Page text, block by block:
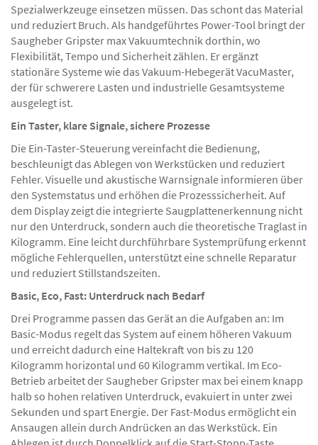
Spezialwerkzeuge einsetzen müssen. Das schont das Material
und reduziert Bruch. Als handgeführtes Power-Tool bringt der
Saugheber Gripster max Vakuumtechnik dorthin, wo
Flexibilität, Tempo und Sicherheit zählen. Er ergänzt
stationäre Systeme wie das Vakuum-Hebegerät VacuMaster,
der für schwerere Lasten und industrielle Gesamtsysteme
ausgelegt ist.
Ein Taster, klare Signale, sichere Prozesse
Die Ein-Taster-Steuerung vereinfacht die Bedienung,
beschleunigt das Ablegen von Werkstücken und reduziert
Fehler. Visuelle und akustische Warnsignale informieren über
den Systemstatus und erhöhen die Prozesssicherheit. Auf
dem Display zeigt die integrierte Saugplattenerkennung nicht
nur den Unterdruck, sondern auch die theoretische Traglast in
Kilogramm. Eine leicht durchführbare Systemprüfung erkennt
mögliche Fehlerquellen, unterstützt eine schnelle Reparatur
und reduziert Stillstandszeiten.
Basic, Eco, Fast: Unterdruck nach Bedarf
Drei Programme passen das Gerät an die Aufgaben an: Im
Basic-Modus regelt das System auf einem höheren Vakuum
und erreicht dadurch eine Haltekraft von bis zu 120
Kilogramm horizontal und 60 Kilogramm vertikal. Im Eco-
Betrieb arbeitet der Saugheber Gripster max bei einem knapp
halb so hohen relativen Unterdruck, evakuiert in unter zwei
Sekunden und spart Energie. Der Fast-Modus ermöglicht ein
Ansaugen allein durch Andrücken an das Werkstück. Ein